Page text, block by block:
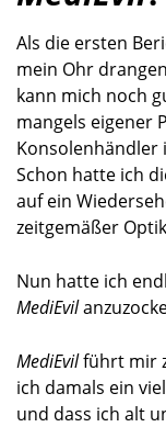
Nun hatte ich
MediEvil
MediEvilführt mir
ich damals ein
und dass ich alt
schon kein Fan
jedem „Ihr seid
wenigsten in
Game Herr zu
anders und somit